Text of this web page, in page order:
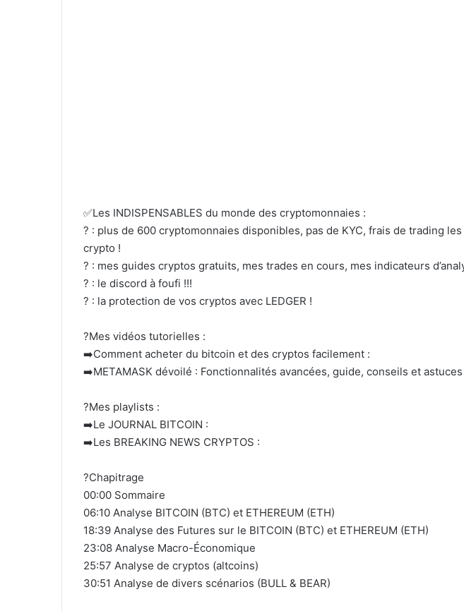
✅Les INDISPENSABLES du monde des cryptomonnaies :
? : plus de 600 cryptomonnaies disponibles, pas de KYC, frais de trading
crypto !
? : mes guides cryptos gratuits, mes trades en cours, mes indicateurs
? : le discord à foufi !!!
? : la protection de vos cryptos avec LEDGER !
?Mes vidéos tutorielles :
➡️Comment acheter du bitcoin et des cryptos facilement :
➡️METAMASK dévoilé : Fonctionnalités avancées, guide, conseils et
?Mes playlists :
➡️Le JOURNAL BITCOIN :
➡️Les BREAKING NEWS CRYPTOS :
?Chapitrage
00:00 Sommaire
06:10 Analyse BITCOIN (BTC) et ETHEREUM (ETH)
18:39 Analyse des Futures sur le BITCOIN (BTC) et ETHEREUM (ETH)
23:08 Analyse Macro-Économique
25:57 Analyse de cryptos (altcoins)
30:51 Analyse de divers scénarios (BULL & BEAR)